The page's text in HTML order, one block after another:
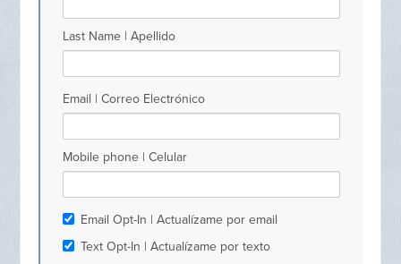
Last Name | Apellido
Email | Correo Electrónico
Mobile phone | Celular
Email Opt-In | Actualízame por email
Text Opt-In | Actualízame por texto